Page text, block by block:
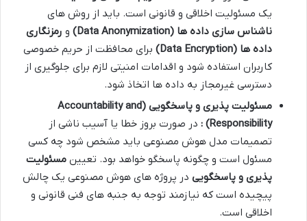
یک مسئولیت اخلاقی و قانونی است. باید از روش های
ناشناس سازی داده ها (Data Anonymization) و رمزنگاری
داده ها (Data Encryption)
برای محافظت از حریم خصوصی
کاربران استفاده شود و اقدامات امنیتی لازم برای جلوگیری از
دسترسی غیرمجاز به داده ها اتخاذ شود.
مسئولیت پذیری و پاسخگویی (Accountability and
Responsibility)
: در صورت بروز خطا یا آسیب ناشی از
تصمیمات مدل هوش مصنوعی باید مشخص شود چه کسی
مسئول است و چگونه پاسخگو خواهد بود. تعیین مسئولیت
پذیری و پاسخگویی در پروژه های هوش مصنوعی یک چالش
پیچیده است که نیازمند توجه به جنبه های فنی قانونی و
اخلاقی است.